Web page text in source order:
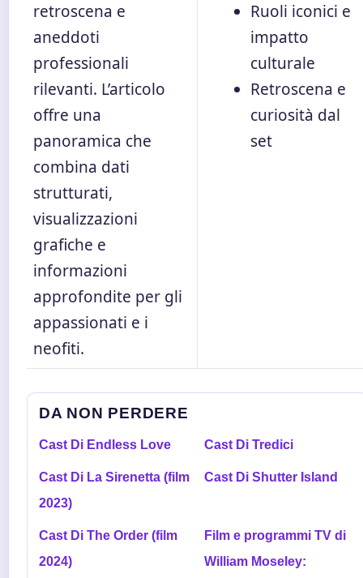
retroscena e
aneddoti
professionali
rilevanti. L’articolo
offre una
panoramica che
combina dati
strutturati,
visualizzazioni
grafiche e
informazioni
approfondite per gli
appassionati e i
neofiti.
Ruoli iconici e
impatto
culturale
Retroscena e
curiosità dal
set
DA NON PERDERE
Cast Di Endless Love Cast Di Tredici
Cast Di La Sirenetta (film
2023)
Cast Di Shutter Island
Cast Di The Order (film
2024)
Film e programmi TV di
William Moseley: